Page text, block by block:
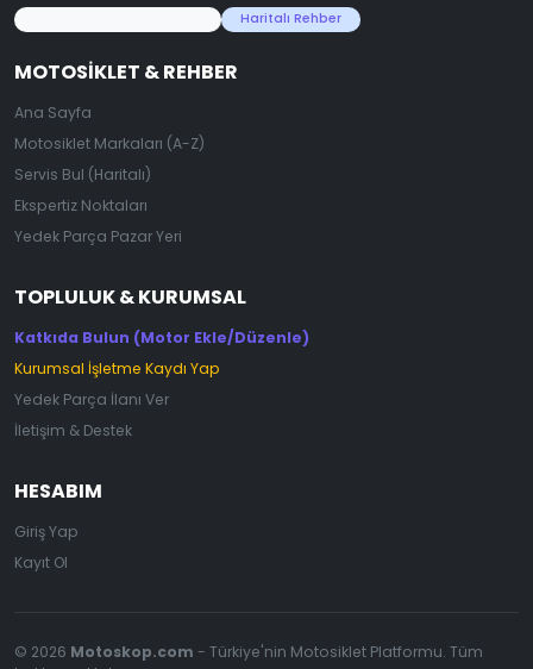
Haritalı Rehber
MOTOSIKLET & REHBER
Ana Sayfa
Motosiklet Markaları (A-Z)
Servis Bul (Haritalı)
Ekspertiz Noktaları
Yedek Parça Pazar Yeri
TOPLULUK & KURUMSAL
Katkıda Bulun (Motor Ekle/Düzenle)
Kurumsal İşletme Kaydı Yap
Yedek Parça İlanı Ver
İletişim & Destek
HESABIM
Giriş Yap
Kayıt Ol
© 2026 Motoskop.com - Türkiye'nin Motosiklet Platformu. Tüm